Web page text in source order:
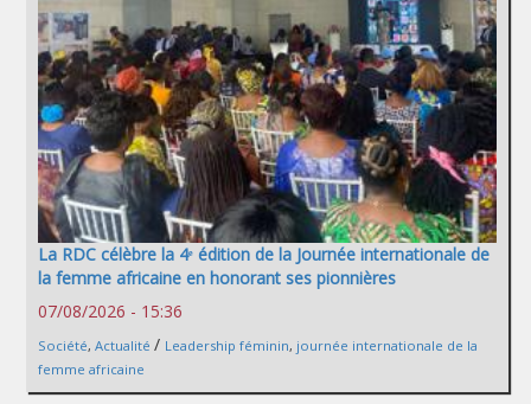
La RDC célèbre la 4ᵉ édition de la Journée internationale de
la femme africaine en honorant ses pionnières
07/08/2026 - 15:36
Société, Actualité / Leadership féminin, journée internationale de la
femme africaine